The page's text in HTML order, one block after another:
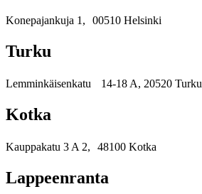
Konepajankuja 1, 00510 Helsinki
Turku
Lemminkäisenkatu 14-18 A, 20520 Turku
Kotka
Kauppakatu 3 A 2, 48100 Kotka
Lappeenranta